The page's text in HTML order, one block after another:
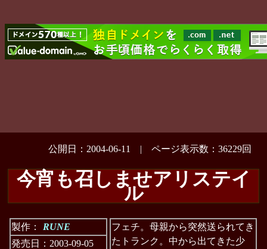
公開日：2004-06-11 | ページ表示数：36229回
今宵も召しませアリステイ
ル
製作：
RUNE
発売日：2003-09-05
フェチ。母親から突然送られてき
たトランク。中から出てきた少